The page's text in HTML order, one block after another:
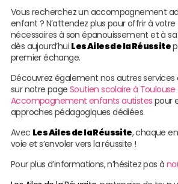
Vous recherchez un accompagnement
enfant ? N’attendez plus pour offrir à
nécessaires à son épanouissement et à
dès aujourd’hui Les Ailes de la Réussite
premier échange.
Découvrez également nos autres services
sur notre page Soutien scolaire à Toulouse
Accompagnement enfants autistes pour
approches pédagogiques dédiées.
Avec Les Ailes de la Réussite, chaque
voie et s’envoler vers la réussite !
Pour plus d’informations, n’hésitez pas à